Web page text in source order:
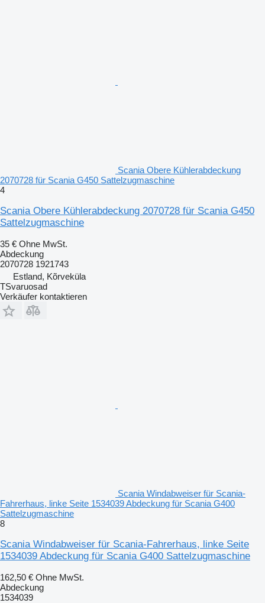
Scania Obere Kühlerabdeckung
2070728 für Scania G450 Sattelzugmaschine
4
Scania Obere Kühlerabdeckung 2070728 für Scania G450
Sattelzugmaschine
35 € Ohne MwSt.
Abdeckung
2070728 1921743
Estland, Kõrveküla
TSvaruosad
Verkäufer kontaktieren
Scania Windabweiser für Scania-
Fahrerhaus, linke Seite 1534039 Abdeckung für Scania G400
Sattelzugmaschine
8
Scania Windabweiser für Scania-Fahrerhaus, linke Seite
1534039 Abdeckung für Scania G400 Sattelzugmaschine
162,50 € Ohne MwSt.
Abdeckung
1534039